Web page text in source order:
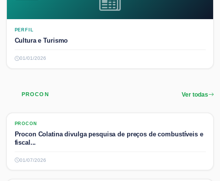
PERFIL
Cultura e Turismo
01/01/2026
PROCON Ver todas
PROCON
PROCON
Procon Colatina divulga pesquisa de preços de combustíveis e
fiscal...
01/07/2026